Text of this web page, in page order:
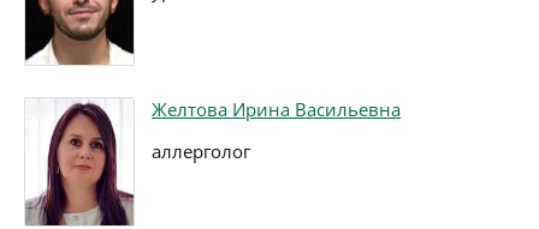
Желтова Ирина Васильевна
аллерголог